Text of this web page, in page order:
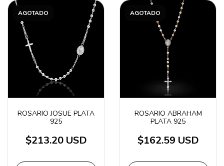
AGOTADO
ROSARIO JOSUE PLATA
925
$213.20 USD
AGOTADO
ROSARIO ABRAHAM
PLATA 925
$162.59 USD